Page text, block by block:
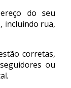
do seu
incluindo rua,
corretas,
ou